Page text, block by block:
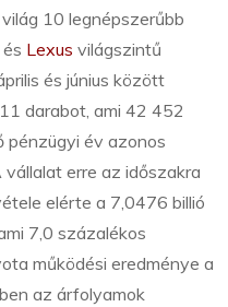
10 legnépszerűbb
és Lexus világszintű
és június között
darabot, ami 42 452
pénzügyi év azonos
erre az időszakra
elérte a 7,0476 billió
7,0 százalékos
működési eredménye a
az árfolyamok